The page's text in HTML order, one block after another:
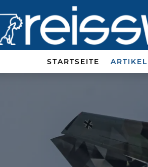
STARTSEITE ARTIKEL